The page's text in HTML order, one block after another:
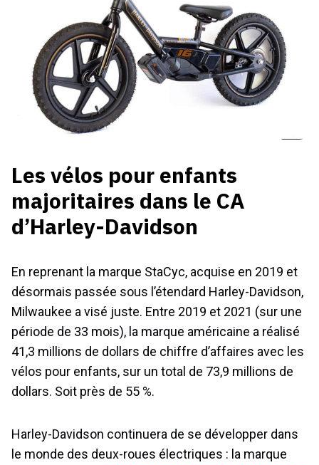
Les vélos pour enfants
majoritaires dans le CA
d’Harley-Davidson
En reprenant la marque StaCyc, acquise en 2019 et
désormais passée sous l’étendard Harley-Davidson,
Milwaukee a visé juste. Entre 2019 et 2021 (sur une
période de 33 mois), la marque américaine a réalisé
41,3 millions de dollars de chiffre d’affaires avec les
vélos pour enfants, sur un total de 73,9 millions de
dollars. Soit près de 55 %.
Harley-Davidson continuera de se développer dans
le monde des deux-roues électriques : la marque